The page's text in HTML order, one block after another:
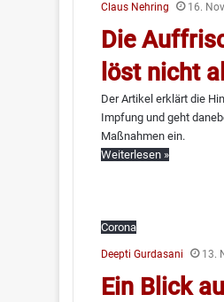
Claus Nehring 16.
Die
löst nicht
Der Artikel erklärt die
Impfung und geht
Maßnahmen ein.
Weiterlesen »
Corona
Deepti Gurdasani 13.
Ein Blick